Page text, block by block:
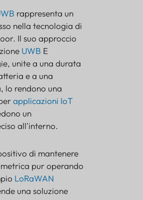
rappresenta un
nella tecnologia di
Il suo approccio
UWB E
unite a una durata
e a una
lo rendono una
applicazioni IoT
un
all'interno.
di mantenere
pur operando
LoRaWAN
una soluzione